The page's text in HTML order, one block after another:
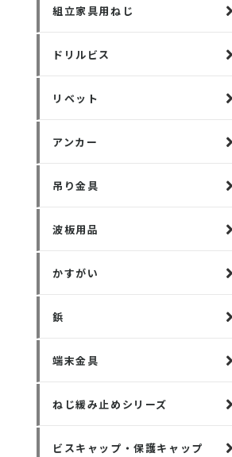
組立家具用ねじ
ドリルビス
リベット
アンカー
吊り金具
波板用品
かすがい
鋲
端末金具
ねじ緩み止めシリーズ
ビスキャップ・保護キャップ